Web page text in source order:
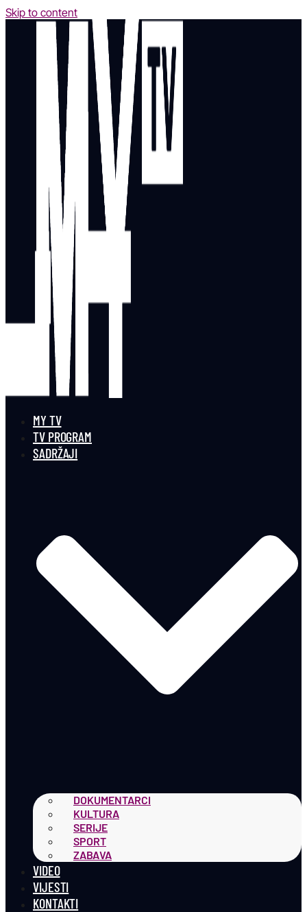
Skip to content
MY TV
TV PROGRAM
SADRŽAJI
DOKUMENTARCI
KULTURA
SERIJE
SPORT
ZABAVA
VIDEO
VIJESTI
KONTAKTI